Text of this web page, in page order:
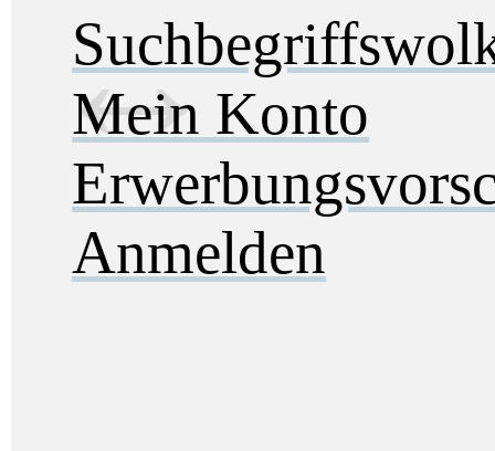
Mein Konto
Anmelden